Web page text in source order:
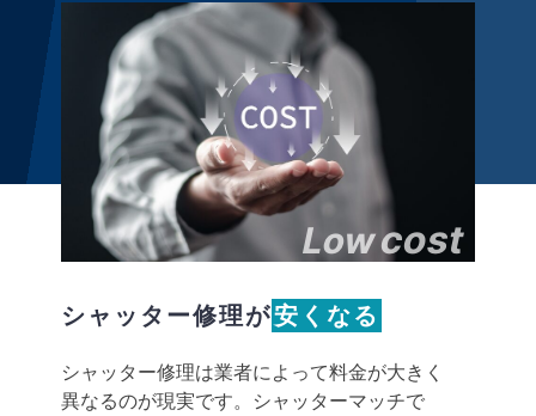
シャッター修理が安くなる
シャッター修理は業者によって料金が大きく
異なるのが現実です。シャッターマッチで
Lowcost